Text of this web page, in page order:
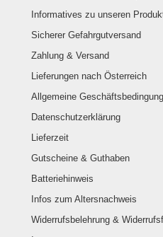
Informatives zu unseren
Sicherer Gefahrgutversand
Zahlung & Versand
Lieferungen nach Österreich
Allgemeine
Datenschutzerklärung
Lieferzeit
Gutscheine & Guthaben
Batteriehinweis
Infos zum Altersnachweis
Widerrufsbelehrung &